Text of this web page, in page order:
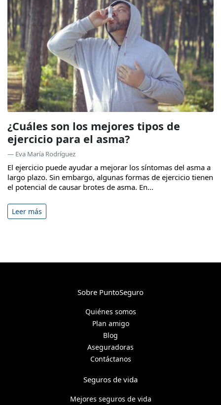
¿Cuáles son los mejores tipos de
ejercicio para el asma?
— Eva María Rodríguez
El ejercicio puede ayudar a mejorar los síntomas del asma a
largo plazo. Sin embargo, algunas formas de ejercicio tienen
el potencial de causar brotes de asma. En...
Leer más
Sobre PuntoSeguro
Quiénes somos
Plan amigo
Blog
Aseguradoras
Contáctanos
Seguros de vida
Mejores seguros de vida